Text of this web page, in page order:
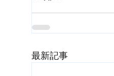
最新記事